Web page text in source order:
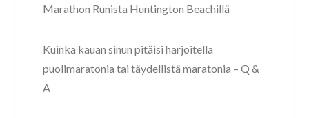
Marathon Runista Huntington Beachillä
Kuinka kauan sinun pitäisi harjoitella
puolimaratonia tai täydellistä maratonia – Q &
A